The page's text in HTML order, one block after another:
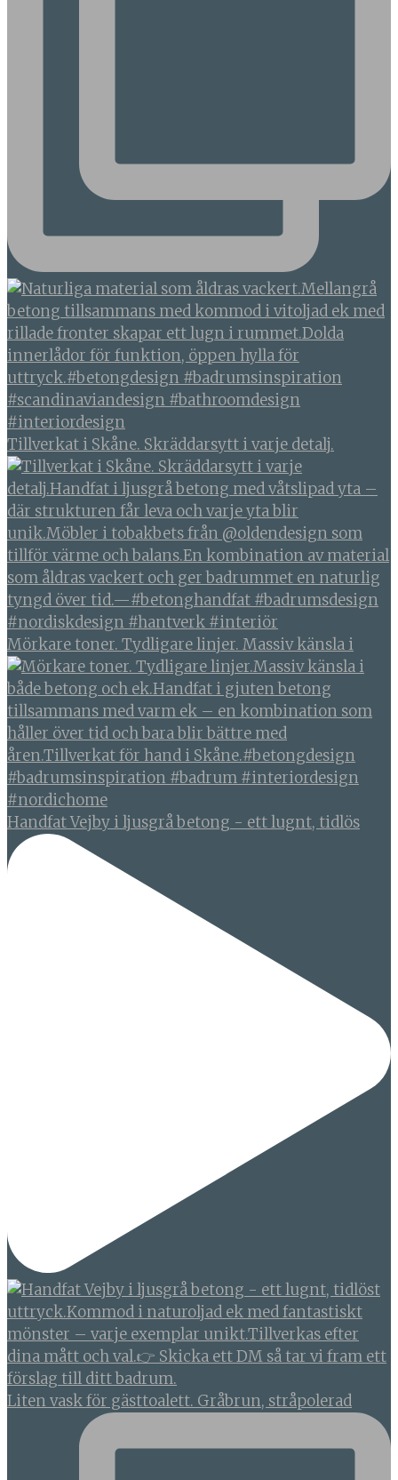
Tillverkat i Skåne. Skräddarsytt i varje detalj.
Mörkare toner. Tydligare linjer. Massiv känsla i
Handfat Vejby i ljusgrå betong - ett lugnt, tidlös
Liten vask för gästtoalett. Gråbrun, stråpolerad